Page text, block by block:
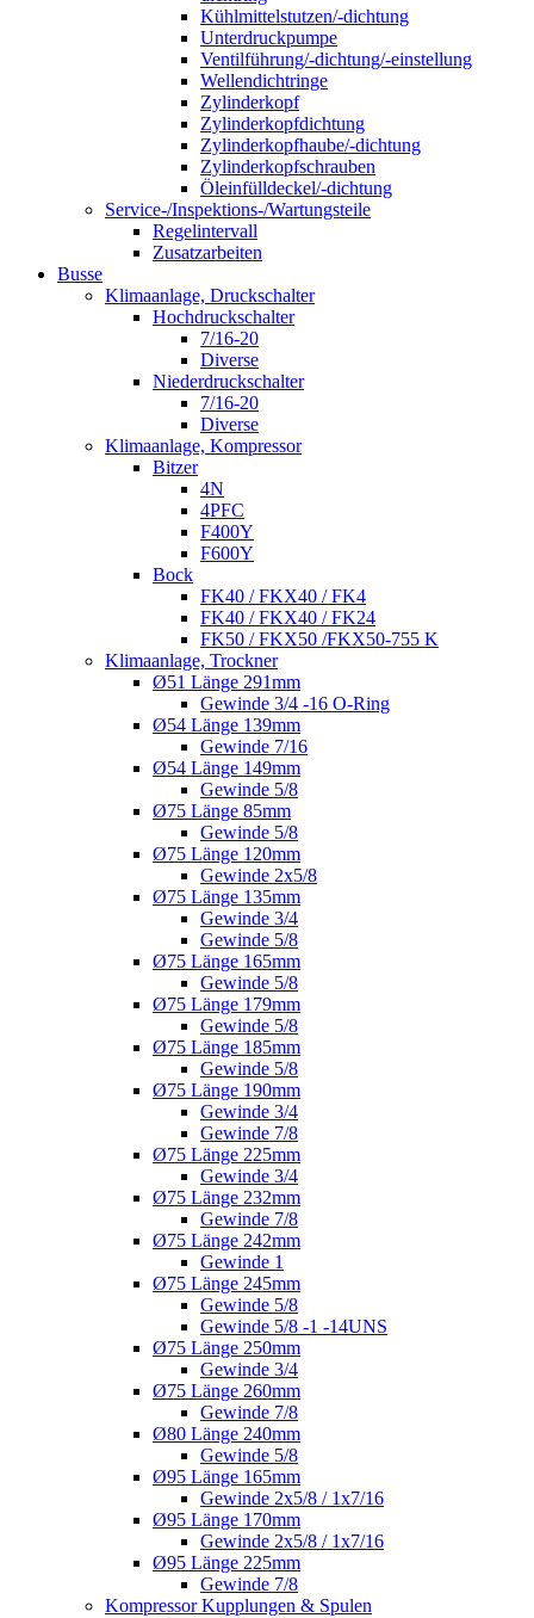
Kühlmittelstutzen/-dichtung
Unterdruckpumpe
Ventilführung/-dichtung/-einstellung
Wellendichtringe
Zylinderkopf
Zylinderkopfdichtung
Zylinderkopfhaube/-dichtung
Zylinderkopfschrauben
Öleinfülldeckel/-dichtung
Service-/Inspektions-/Wartungsteile
Regelintervall
Zusatzarbeiten
Busse
Klimaanlage, Druckschalter
Hochdruckschalter
7/16-20
Diverse
Niederdruckschalter
7/16-20
Diverse
Klimaanlage, Kompressor
Bitzer
4N
4PFC
F400Y
F600Y
Bock
FK40 / FKX40 / FK4
FK40 / FKX40 / FK24
FK50 / FKX50 /FKX50-755 K
Klimaanlage, Trockner
Ø51 Länge 291mm
Gewinde 3/4 -16 O-Ring
Ø54 Länge 139mm
Gewinde 7/16
Ø54 Länge 149mm
Gewinde 5/8
Ø75 Länge 85mm
Gewinde 5/8
Ø75 Länge 120mm
Gewinde 2x5/8
Ø75 Länge 135mm
Gewinde 3/4
Gewinde 5/8
Ø75 Länge 165mm
Gewinde 5/8
Ø75 Länge 179mm
Gewinde 5/8
Ø75 Länge 185mm
Gewinde 5/8
Ø75 Länge 190mm
Gewinde 3/4
Gewinde 7/8
Ø75 Länge 225mm
Gewinde 3/4
Ø75 Länge 232mm
Gewinde 7/8
Ø75 Länge 242mm
Gewinde 1
Ø75 Länge 245mm
Gewinde 5/8
Gewinde 5/8 -1 -14UNS
Ø75 Länge 250mm
Gewinde 3/4
Ø75 Länge 260mm
Gewinde 7/8
Ø80 Länge 240mm
Gewinde 5/8
Ø95 Länge 165mm
Gewinde 2x5/8 / 1x7/16
Ø95 Länge 170mm
Gewinde 2x5/8 / 1x7/16
Ø95 Länge 225mm
Gewinde 7/8
Kompressor Kupplungen & Spulen